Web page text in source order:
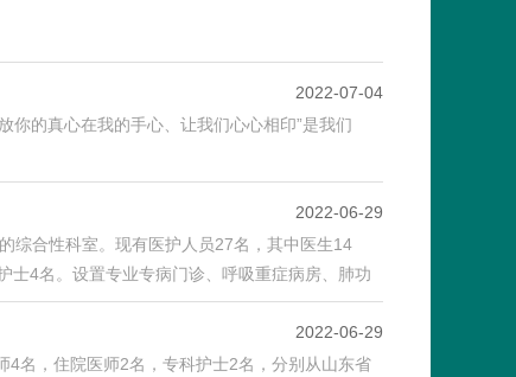
2022-07-04
你的真心在我的手心、让我们心心相印”是我们
2022-06-29
综合性科室。现有医护人员27名，其中医生14
士4名。设置专业专病门诊、呼吸重症病房、肺功
2022-06-29
名，住院医师2名，专科护士2名，分别从山东省